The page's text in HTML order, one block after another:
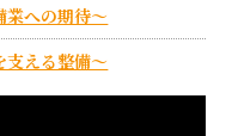
業への期待～
支える整備～